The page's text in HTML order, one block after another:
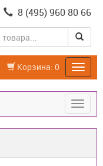
8 (495) 960 80 66
Корзина: 0